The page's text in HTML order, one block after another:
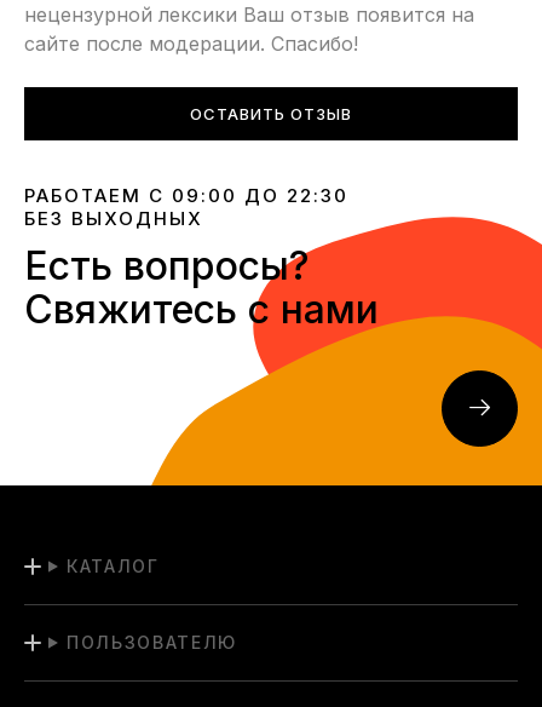
нецензурной лексики Ваш отзыв появится на
сайте после модерации. Спасибо!
ОСТАВИТЬ ОТЗЫВ
РАБОТАЕМ С 09:00 ДО 22:30
БЕЗ ВЫХОДНЫХ
Есть вопросы?
Свяжитесь с нами
КАТАЛОГ
ПОЛЬЗОВАТЕЛЮ